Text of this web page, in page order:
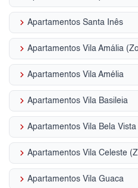
keyboard_arrow_right Apartamentos Santa Inês
keyboard_arrow_right Apartamentos Vila Amália
keyboard_arrow_right Apartamentos Vila Amélia
keyboard_arrow_right Apartamentos Vila Basileia
keyboard_arrow_right Apartamentos Vila Bela
keyboard_arrow_right Apartamentos Vila Celeste
keyboard_arrow_right Apartamentos Vila Guaca